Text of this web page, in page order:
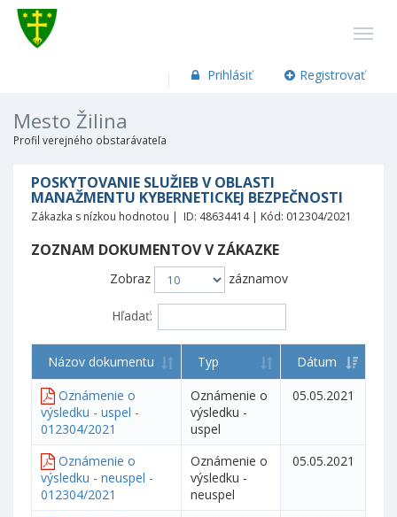
Prihlásiť Registrovať
Mesto Žilina
Profil verejného obstarávateľa
POSKYTOVANIE SLUŽIEB V OBLASTI
MANAŽMENTU KYBERNETICKEJ BEZPEČNOSTI
Zákazka s nízkou hodnotou | ID: 48634414 | Kód: 012304/2021
ZOZNAM DOKUMENTOV V ZÁKAZKE
Zobraz záznamov
Hľadať:
Názov dokumentu Typ
Dátum
Oznámenie o
výsledku - uspel -
012304/2021
Oznámenie o
výsledku -
uspel
05.05.2021
Oznámenie o
výsledku - neuspel -
012304/2021
Oznámenie o
výsledku -
neuspel
05.05.2021